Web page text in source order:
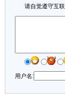
请自觉遵守互
用户名: